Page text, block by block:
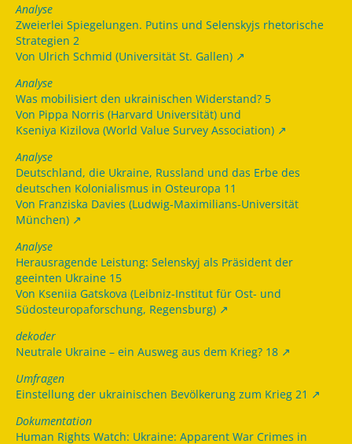
Analyse
Zweierlei Spiegelungen. Putins und Selenskyjs rhetorische
Strategien 2
Von Ulrich Schmid (Universität St. Gallen)
Analyse
Was mobilisiert den ukrainischen Widerstand? 5
Von Pippa Norris (Harvard Universität) und
Kseniya Kizilova (World Value Survey Association)
Analyse
Deutschland, die Ukraine, Russland und das Erbe des
deutschen Kolonialismus in Osteuropa 11
Von Franziska Davies (Ludwig-Maximilians-Universität
München)
Analyse
Herausragende Leistung: Selenskyj als Präsident der
geeinten Ukraine 15
Von Kseniia Gatskova (Leibniz-Institut für Ost- und
Südosteuropaforschung, Regensburg)
dekoder
Neutrale Ukraine – ein Ausweg aus dem Krieg? 18
Umfragen
Einstellung der ukrainischen Bevölkerung zum Krieg 21
Dokumentation
Human Rights Watch: Ukraine: Apparent War Crimes in